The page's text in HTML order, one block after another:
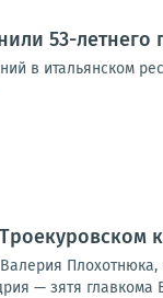
53-
в итальянском
— зятя главкома